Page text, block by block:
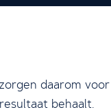
daarom
behaalt.